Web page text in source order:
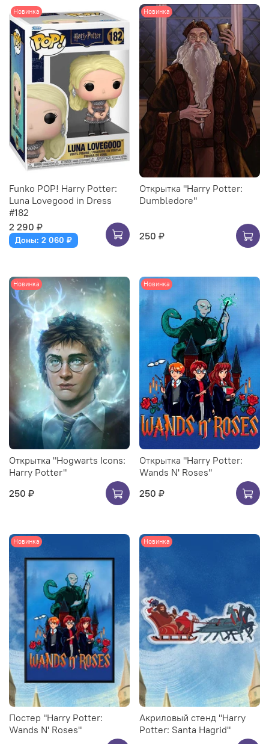
Новинка
Funko POP! Harry Potter:
Luna Lovegood in Dress
#182
2 290 ₽
Доны: 2 060 ₽
Новинка
Открытка "Harry Potter:
Dumbledore"
250 ₽
Новинка
Открытка "Hogwarts Icons:
Harry Potter"
250 ₽
Новинка
Открытка "Harry Potter:
Wands N' Roses"
250 ₽
Новинка
Постер "Harry Potter:
Wands N' Roses"
Новинка
Акриловый стенд "Harry
Potter: Santa Hagrid"